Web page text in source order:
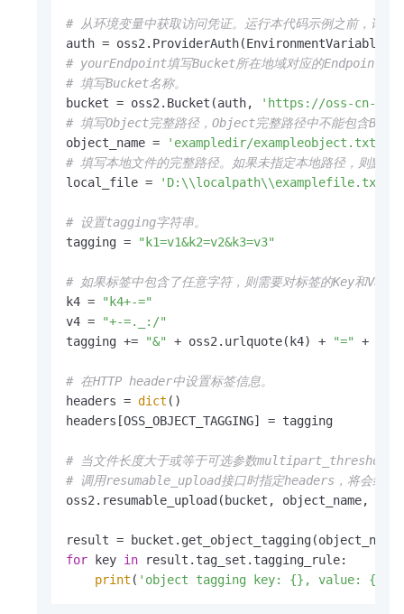
# 从环境变量中获取访问凭证。运行本代码示例之前，请确保
# yourEndpoint填写Bucket所在地域对应的Endpoint
# 填写Bucket名称。
bucket = oss2.Bucket(auth,
'https://oss-cn-
# 填写Object完整路径，Object完整路径中不能包含
object_name =
'exampledir/exampleobject.txt'
# 填写本地文件的完整路径。如果未指定本地路径，则默认
local_file =
'D:\\localpath\\examplefile.txt'
# 设置tagging字符串。
tagging =
"k1=v1&k2=v2&k3=v3"
# 如果标签中包含了任意字符，则需要对标签的Key和Value
k4 =
"k4+-="
v4 =
"+-=._:/"
tagging +=
"&" + oss2.urlquote(k4) + "=" +
# 在HTTP header中设置标签信息。
headers = dict ()
headers[OSS_OBJECT_TAGGING] = tagging
# 当文件长度大于或等于可选参数multipart_threshold（
# 调用resumable_upload接口时指定headers，将会给上
oss2.resumable_upload(bucket, object_name,
for key in result.tag_set.tagging_rule:
print ( 'object tagging key: {}, value: {}'